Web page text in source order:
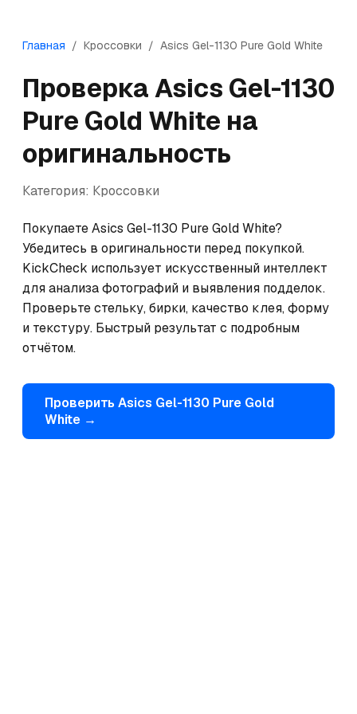
Главная / Кроссовки / Asics Gel-1130 Pure Gold White
ПроверкаAsics Gel-1130
Pure Gold White на
оригинальность
Категория: Кроссовки
Покупаете Asics Gel-1130 Pure Gold White?
Убедитесь в оригинальности перед покупкой.
KickCheck использует искусственный интеллект
для анализа фотографий и выявления подделок.
Проверьте стельку, бирки, качество клея, форму
и текстуру. Быстрый результат с подробным
отчётом.
Проверить Asics Gel-1130 Pure Gold
White →